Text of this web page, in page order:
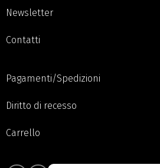
Newsletter
Contatti
Pagamenti/Spedizioni
Diritto di recesso
Carrello